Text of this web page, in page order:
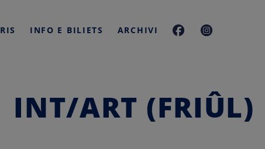
INFO E BILIETS ARCHIVI
INT/ART (FRIÛL)